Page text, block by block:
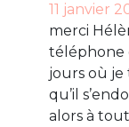
11 janvier
merci
téléphone
jours où je
qu’il
alors à